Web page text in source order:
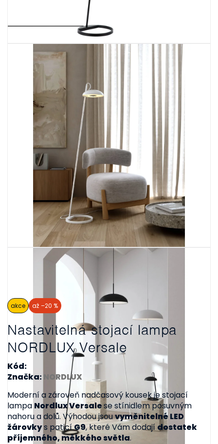
Nastavitelná stojací lampa
NORDLUX Versale
Kód:
akce až –20 %
Značka:NORDLUX
Moderní a zároveň nadčasový kousek je stojací
lampa Nordlux Versalese stínidlem posuvným
nahoru a dolů. Výhodou jsouvyměnitelné LED
žárovkys paticíG9, které Vám dodají dostatek
příjemného, měkkého světla.